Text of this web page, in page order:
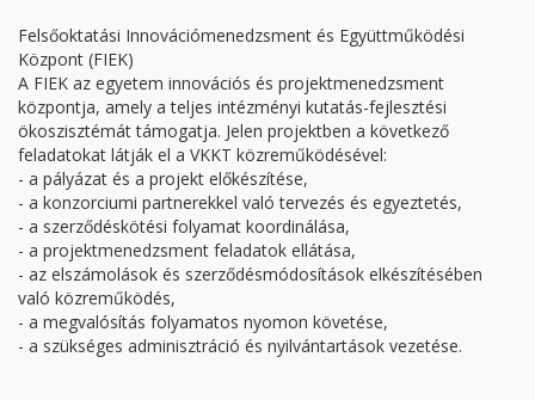
Felsőoktatási Innovációmenedzsment és Együttműködési
Központ (FIEK)
A FIEK az egyetem innovációs és projektmenedzsment
központja, amely a teljes intézményi kutatás-fejlesztési
ökoszisztémát támogatja. Jelen projektben a következő
feladatokat látják el a VKKT közreműködésével:
- a pályázat és a projekt előkészítése,
- a konzorciumi partnerekkel való tervezés és egyeztetés,
- a szerződéskötési folyamat koordinálása,
- a projektmenedzsment feladatok ellátása,
- az elszámolások és szerződésmódosítások elkészítésében
való közreműködés,
- a megvalósítás folyamatos nyomon követése,
- a szükséges adminisztráció és nyilvántartások vezetése.